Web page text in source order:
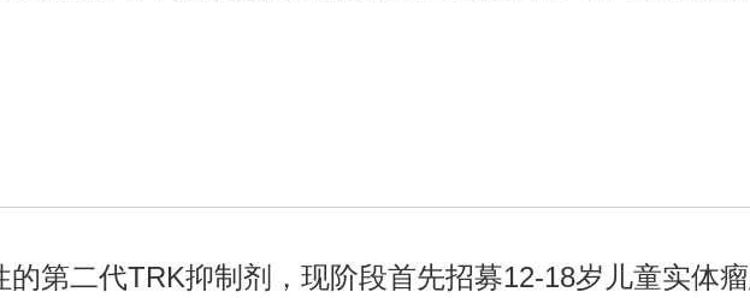
的第二代TRK抑制剂，现阶段首先招募12-18岁儿童实体